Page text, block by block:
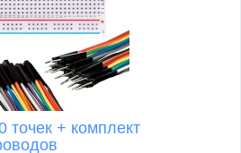
точек + комплект